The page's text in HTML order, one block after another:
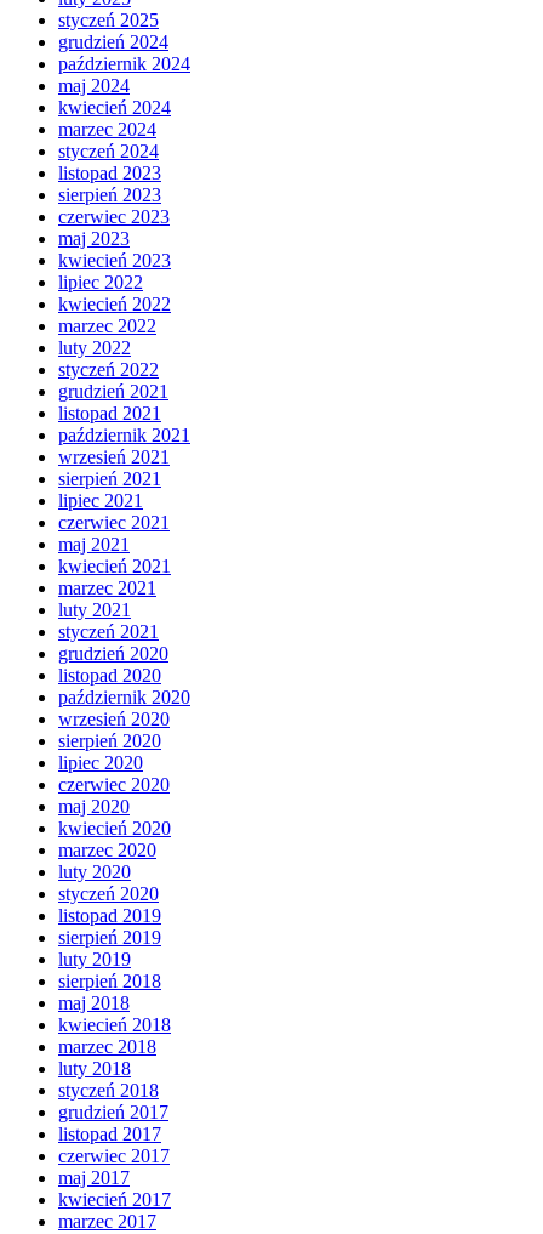
styczeń 2025
grudzień 2024
październik 2024
maj 2024
kwiecień 2024
marzec 2024
styczeń 2024
listopad 2023
sierpień 2023
czerwiec 2023
maj 2023
kwiecień 2023
lipiec 2022
kwiecień 2022
marzec 2022
luty 2022
styczeń 2022
grudzień 2021
listopad 2021
październik 2021
wrzesień 2021
sierpień 2021
lipiec 2021
czerwiec 2021
maj 2021
kwiecień 2021
marzec 2021
luty 2021
styczeń 2021
grudzień 2020
listopad 2020
październik 2020
wrzesień 2020
sierpień 2020
lipiec 2020
czerwiec 2020
maj 2020
kwiecień 2020
marzec 2020
luty 2020
styczeń 2020
listopad 2019
sierpień 2019
luty 2019
sierpień 2018
maj 2018
kwiecień 2018
marzec 2018
luty 2018
styczeń 2018
grudzień 2017
listopad 2017
czerwiec 2017
maj 2017
kwiecień 2017
marzec 2017